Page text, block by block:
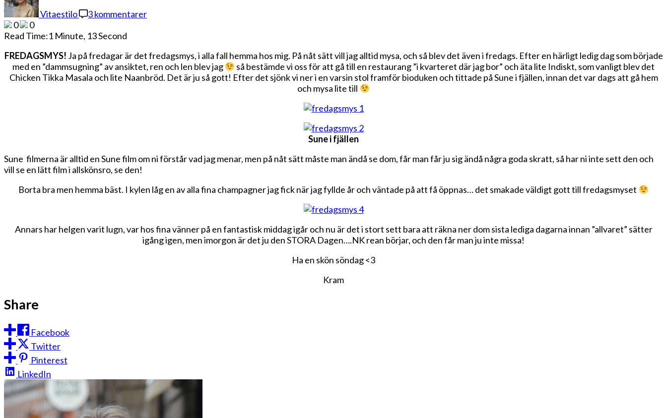
Vitaestilo 3 kommentarer
0
0
Read Time:1 Minute, 13 Second
FREDAGSMYS! Ja på fredagar är det fredagsmys, i alla fall hemma hos mig. På nåt sätt vill jag alltid mysa, och så blev det även i fredags. Efter en härligt ledig dag som började
med en ”dammsugning” av ansiktet, ren och len blev jag
så bestämde vi oss för att gå till en restaurang ”i kvarteret där jag bor” och äta lite Indiskt, som vanligt blev det
Chicken Tikka Masala och lite Naanbröd. Det är ju så gott! Efter det sjönk vi ner i en varsin stol framför bioduken och tittade på Sune i fjällen, innan det var dags att gå hem
och mysa lite till
Sune i fjällen
Sune filmerna är alltid en Sune film om ni förstår vad jag menar, men på nåt sätt måste man ändå se dom, får man får ju sig ändå några goda skratt, så har ni inte sett den och
vill se en lätt film i allskönsro, se den!
Borta bra men hemma bäst. I kylen låg en av alla fina champagner jag fick när jag fyllde år och väntade på att få öppnas… det smakade väldigt gott till fredagsmyset
Annars har helgen varit lugn, var hos fina vänner på en fantastisk middag igår och nu är det i stort sett bara att räkna ner dom sista lediga dagarna innan ”allvaret” sätter
igång igen, men imorgon är det ju den STORA Dagen….NK rean börjar, och den får man ju inte missa!
Ha en skön söndag <3
Kram
Share
Facebook
Twitter
Pinterest
LinkedIn